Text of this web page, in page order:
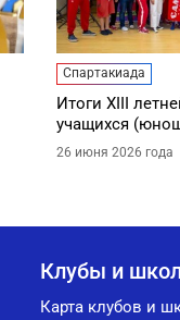
Спартакиада
Итоги XIII
учащихся
26 июня 2026 года
Клубы и
Карта клубов и